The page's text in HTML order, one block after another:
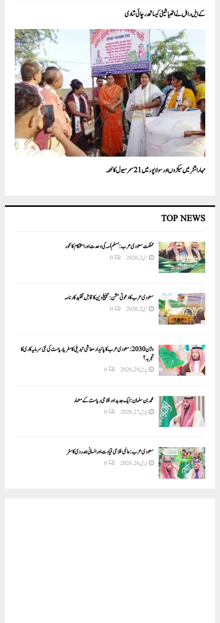
کے ایل راہل نے اتھیا شیٹی کیساتھ رچائی شادی
مہاراشٹر میں سیکڑوں اور سولا پور میں 21 سمر سیول کا تحفہ
TOP NEWS
مملکت سعودی عرب: مسلم اُمہ کی وحدت اور استحکام کا محور
مئی 3, 2026 0
سعودی عرب کا دعوتی مشن: تبلیغ دین کا قابلِ تقلید کارنامہ
مئی 2, 2026 0
وژن 2030:سعودی عرب کا پائیدار معاشی تبدیلی کا سفر یا ریاست کی نئی سرمایہ کاری کا
تجربہ؟
اپریل 29, 2026 0
محمد بن سلمان: ایک جدید اور فلاحی ریاست کے معمار
اپریل 27, 2026 0
سعودی عرب: عالمی فلاحی قیادت اور انسانی ہمدردی کا سفر
اپریل 26, 2026 0